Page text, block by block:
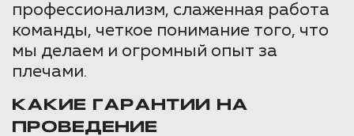
профессионализм, слаженная работа
команды, четкое понимание того, что
мы делаем и огромный опыт за
плечами.
КАКИЕ ГАРАНТИИ НА
ПРОВЕДЕНИЕ